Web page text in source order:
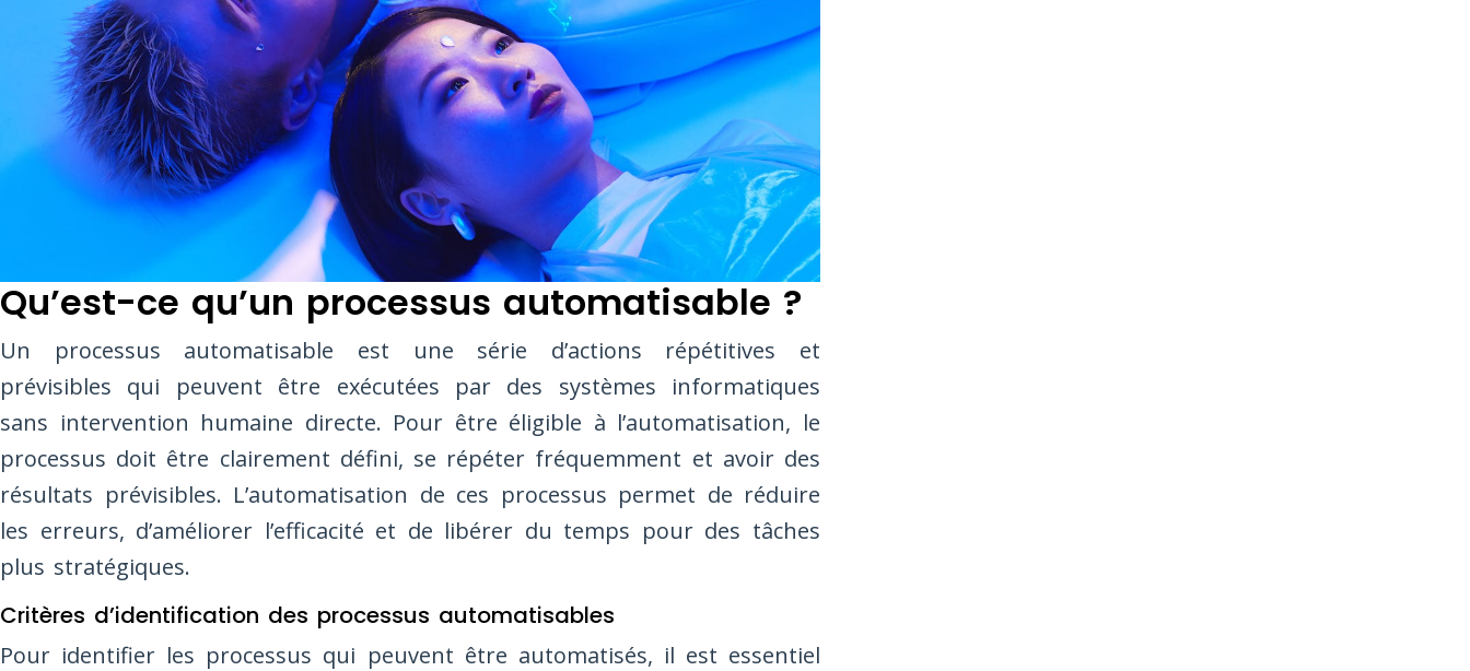
Qu’est-ce qu’un processus automatisable ?
Un processus automatisable est une série d’actions répétitives et
prévisibles qui peuvent être exécutées par des systèmes informatiques
sans intervention humaine directe. Pour être éligible à l’automatisation, le
processus doit être clairement défini, se répéter fréquemment et avoir des
résultats prévisibles. L’automatisation de ces processus permet de réduire
les erreurs, d’améliorer l’efficacité et de libérer du temps pour des tâches
plus stratégiques.
Critères d’identification des processus automatisables
Pour identifier les processus qui peuvent être automatisés, il est essentiel